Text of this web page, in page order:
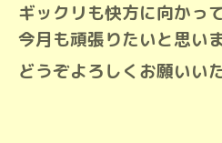
ギックリも快方に向かっ
今月も頑張りたいと思いま
どうぞよろしくお願いい